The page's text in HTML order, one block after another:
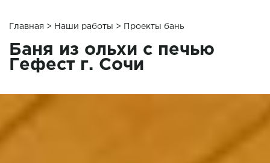
Главная > Наши работы > Проекты бань
Баня из ольхи с печью
Гефест г. Сочи